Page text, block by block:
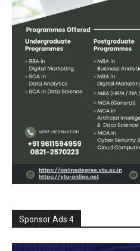
Sponsor Ads 4